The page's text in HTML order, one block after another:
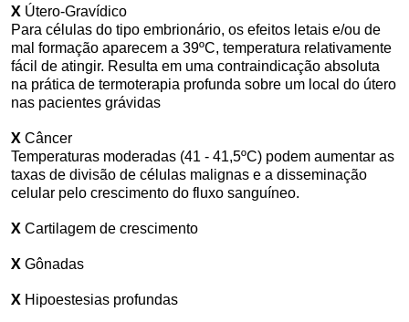
X Útero-Gravídico
Para células do tipo embrionário, os efeitos letais e/ou de
mal formação aparecem a 39ºC, temperatura relativamente
fácil de atingir. Resulta em uma contraindicação absoluta
na prática de termoterapia profunda sobre um local do útero
nas pacientes grávidas
X Câncer
Temperaturas moderadas (41 - 41,5ºC) podem aumentar as
taxas de divisão de células malignas e a disseminação
celular pelo crescimento do fluxo sanguíneo.
X Cartilagem de crescimento
X Gônadas
X Hipoestesias profundas